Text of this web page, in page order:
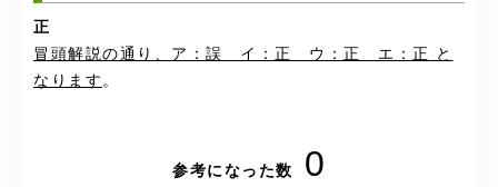
正
冒頭解説の通り、ア：誤 イ：正 ウ：正 エ：正 と
なります 。
参考になった数 0